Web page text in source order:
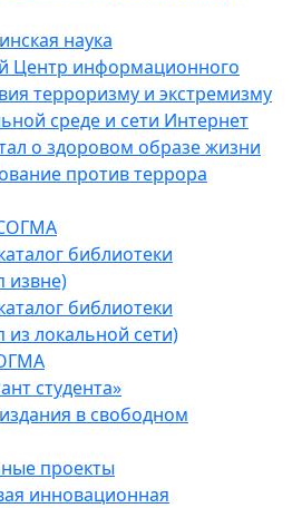
наука
Центр информационного
терроризму и экстремизму
среде и сети Интернет
о здоровом образе жизни
против террора
библиотеки
извне)
библиотеки
локальной сети)
студента»
в свободном
проекты
инновационная